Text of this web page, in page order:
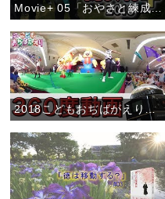
Movie+ 05「おやさと練成会」
2018こどもおぢばがえり事前企画「VR体験で夏を先取り！」